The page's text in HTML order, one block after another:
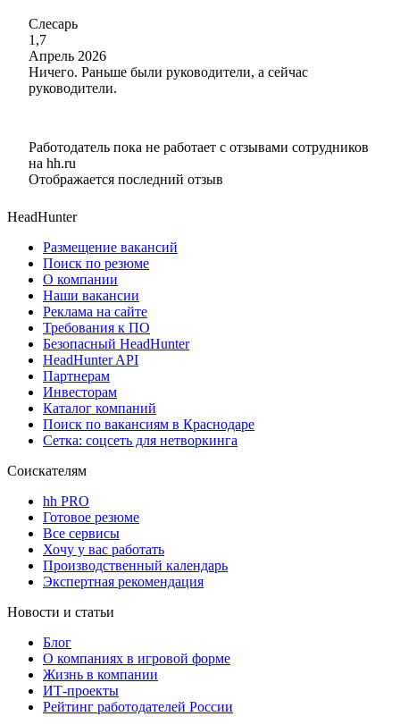
Слесарь
1,7
Апрель 2026
Ничего. Раньше были руководители, а сейчас
руководители.
Работодатель пока не работает с отзывами сотрудников
на hh.ru
Отображается последний отзыв
HeadHunter
Размещение вакансий
Поиск по резюме
О компании
Наши вакансии
Реклама на сайте
Требования к ПО
Безопасный HeadHunter
HeadHunter API
Партнерам
Инвесторам
Каталог компаний
Поиск по вакансиям в Краснодаре
Сетка: соцсеть для нетворкинга
Соискателям
hh PRO
Готовое резюме
Все сервисы
Хочу у вас работать
Производственный календарь
Экспертная рекомендация
Новости и статьи
Блог
О компаниях в игровой форме
Жизнь в компании
ИТ-проекты
Рейтинг работодателей России